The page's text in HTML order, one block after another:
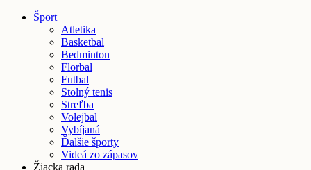
Šport
Atletika
Basketbal
Bedminton
Florbal
Futbal
Stolný tenis
Streľba
Volejbal
Vybíjaná
Ďalšie športy
Videá zo zápasov
Žiacka rada